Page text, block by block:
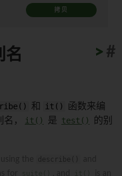
拷贝
名 #
>
>
>
>
>
>
>
>
>
>
和 it()
函数来编
名， it() 是 test()
的别